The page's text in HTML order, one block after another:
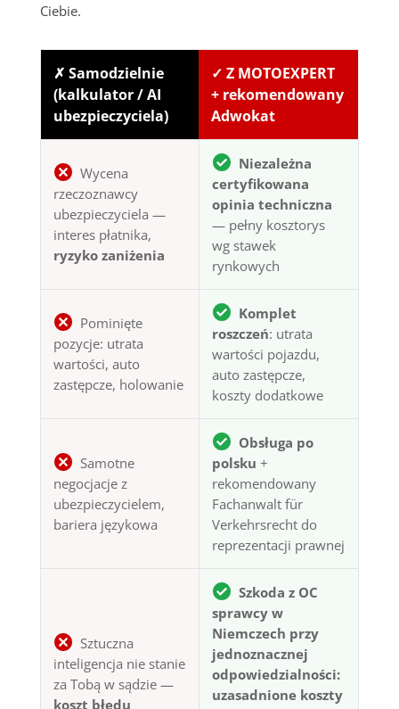
Ciebie.
✗ Samodzielnie
(kalkulator / AI
ubezpieczyciela)
✓ Z MOTOEXPERT
+ rekomendowany
Adwokat
Wycena
rzeczoznawcy
ubezpieczyciela —
interes płatnika,
ryzyko zaniżenia
Niezależna
certyfikowana
opinia techniczna
— pełny kosztorys
wg stawek
rynkowych
Pominięte
pozycje: utrata
wartości, auto
zastępcze, holowanie
Komplet
roszczeń: utrata
wartości pojazdu,
auto zastępcze,
koszty dodatkowe
Samotne
negocjacje z
ubezpieczycielem,
bariera językowa
Obsługa po
polsku +
rekomendowany
Fachanwalt für
Verkehrsrecht do
reprezentacji prawnej
Sztuczna
inteligencja nie stanie
za Tobą w sądzie —
koszt błędu
Szkoda z OC
sprawcy w
Niemczech przy
jednoznacznej
odpowiedzialności:
uzasadnione koszty